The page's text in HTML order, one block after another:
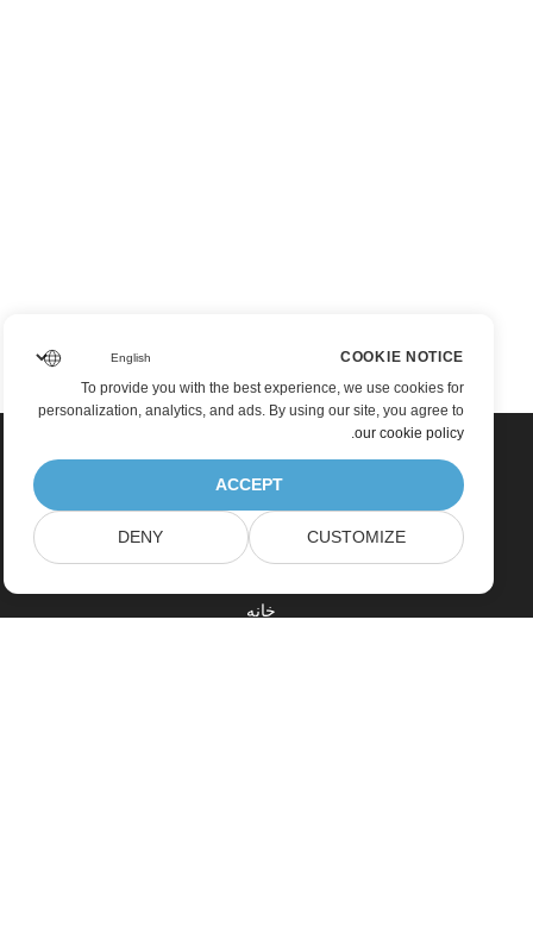
خانه
COOKIE NOTICE
To provide you with the best experience, we use cookies for
personalization, analytics, and ads. By using our site, you agree to
our cookie policy
.
ACCEPT
CUSTOMIZE
DENY